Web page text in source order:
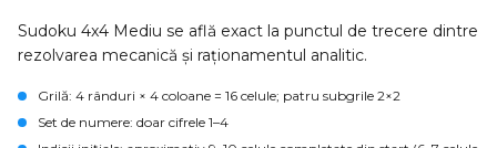
Sudoku 4x4 Mediu se află exact la punctul de trecere dintre
rezolvarea mecanică și raționamentul analitic.
Grilă: 4 rânduri × 4 coloane = 16 celule; patru subgrile 2×2
Set de numere: doar cifrele 1–4